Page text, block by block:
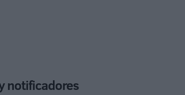
notificadores